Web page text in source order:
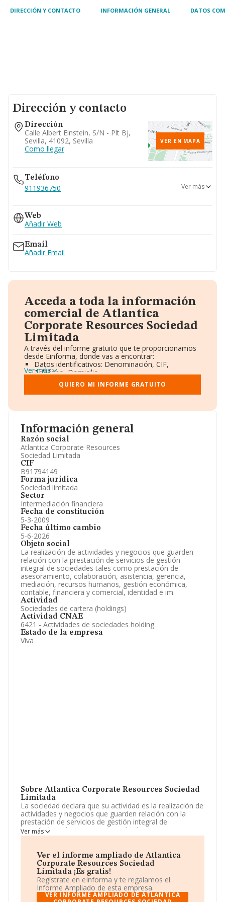
identidad e im.
DIRECCIÓN Y CONTACTO INFORMACIÓN GENERAL DATOS
Información general
Razón social
Atlantica Corporate Resources
Sociedad Limitada
CIF
B91794149
Forma jurídica
Sociedad limitada
Sector
Intermediación financiera
Fecha de constitución
5-3-2009
Fecha último cambio
5-6-2026
Objeto social
La realización de actividades y negocios que guarden
relación con la prestación de servicios de gestión
integral de sociedades tales como prestación de
asesoramiento, colaboración, asistencia, gerencia,
mediación, recursos humanos, gestión económica,
contable, financiera y comercial, identidad e im.
Actividad
Sociedades de cartera (holdings)
Actividad CNAE
6421 - Actividades de sociedades holding
Estado de la empresa
Viva
Sobre Atlantica Corporate Resources Sociedad
Limitada
La sociedad declara que su actividad es la realización de
actividades y negocios que guarden relación con la
prestación de servicios de gestión integral de
sociedades tales como prestación de asesoramiento,
colaboración, asistencia, gerencia, mediación, recursos
comercial, identidad e im. La sociedad está inscrita en el
Registro Mercantil como Sociedad Limitada. Su
actividad CNAE es '%cnae%' con código 6421. La
empresa es exportadora.
El número de empleados se ha incrementado un 10% y
Ver más
Ver el informe ampliado de Atlantica
Corporate Resources Sociedad
Limitada ¡Es gratis!
Regístrate en eInforma y te regalamos el
Informe Ampliado de esta empresa.
VER INFORME AMPLIADO DE ATLANTICA
Dirección y contacto
Dirección
Calle Albert Einstein, S/n - Plt Bj,
Sevilla, 41092, Sevilla
Como llegar
VER EN MAPA
Teléfono
911936750
686...
Ver teléfono 686...
Ver más
Web
Añadir Web
Email
Añadir Email
Acceda a toda la información
comercial de Atlantica
Corporate Resources Sociedad
Limitada
A través del informe gratuito que te proporcionamos
desde Einforma, donde vas a encontrar:
Datos identificativos: Denominación, CIF,
Teléfono, Domicilio.
Informe Mercantil Completo (BORME).
Gráficos de Evolución Ventas y Empleados.
Consejo de Administración y Administradores.
Accionistas.
Artículos de prensa publicados sobre la empresa.
Información oficial y registral complementaria.
Ver más
QUIERO MI INFORME GRATUITO